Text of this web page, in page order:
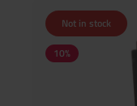
Not in stock
10%